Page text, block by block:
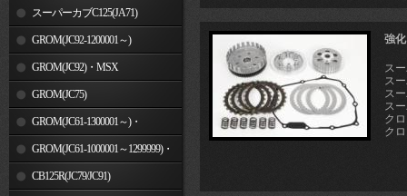
スーパーカブC125(JA71)
GROM(JC92-1200001～)
GROM(JC92)・MSX
GROM(MLHJC92)
GROM(JC75)
GROM(JC61-1300001～)・
MSX125SF
GROM(JC61-1000001～1299999)・
MSX125CB125R(JC79/JC91)
強
ス
ス
ス
ス
ク
ク